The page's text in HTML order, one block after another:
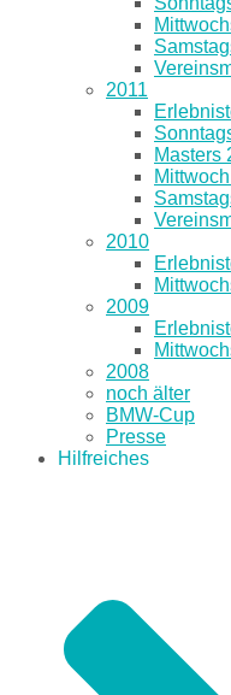
2011
Masters
2010
2009
2008
noch älter
BMW-Cup
Presse
Hilfreiches